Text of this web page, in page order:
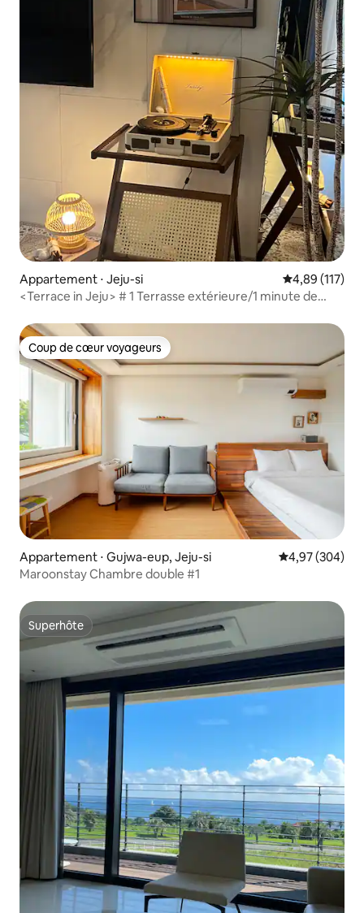
Appartement ⋅ Jeju-si Évaluation
4,89 (117)
<Terrace in Jeju> # 1 Terrasse extérieure/1 minute de
de l'aéroport de Jeju/10 minutes de Iho Tewoo
Coup de cœur voyageurs
Coup de cœur voyageurs
Appartement ⋅ Gujwa-eup, Jeju-si Évaluation
4,97 (304)
Maroonstay Chambre double #1
Superhôte
Superhôte